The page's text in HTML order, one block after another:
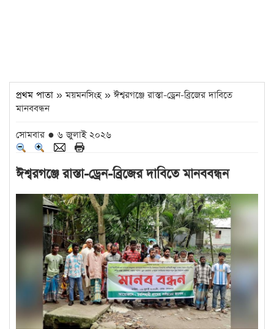
প্রথম পাতা » ময়মনসিংহ » ঈশ্বরগঞ্জে রাস্তা-ড্রেন-ব্রিজের দাবিতে
মানববন্ধন
সোমবার ● ৬ জুলাই ২০২৬
ঈশ্বরগঞ্জে রাস্তা-ড্রেন-ব্রিজের দাবিতে মানববন্ধন